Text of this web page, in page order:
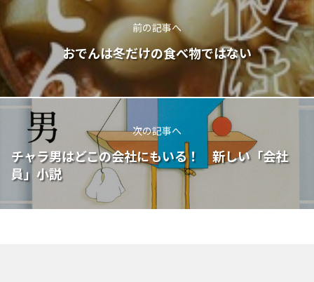
前の記事へ
おでんは冬だけの食べ物ではない
次の記事へ
チャラ男はどこの会社にもいる！ 新しい「会社
員」小説